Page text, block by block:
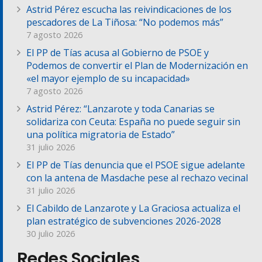
Astrid Pérez escucha las reivindicaciones de los
pescadores de La Tiñosa: “No podemos más”
7 agosto 2026
El PP de Tías acusa al Gobierno de PSOE y
Podemos de convertir el Plan de Modernización en
«el mayor ejemplo de su incapacidad»
7 agosto 2026
Astrid Pérez: “Lanzarote y toda Canarias se
solidariza con Ceuta: España no puede seguir sin
una política migratoria de Estado”
31 julio 2026
El PP de Tías denuncia que el PSOE sigue adelante
con la antena de Masdache pese al rechazo vecinal
31 julio 2026
El Cabildo de Lanzarote y La Graciosa actualiza el
plan estratégico de subvenciones 2026-2028
30 julio 2026